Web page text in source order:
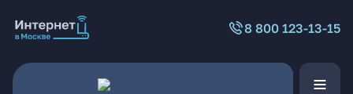
8 800 123-13-15